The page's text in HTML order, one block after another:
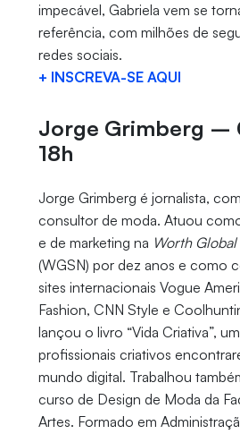
impecável, Gabriela vem se
referência, com milhões de
redes sociais.
+ INSCREVA-SE AQUI
Jorge Grimberg –
18h
Jorge Grimberg é jornalista,
consultor de moda. Atuou
e de marketing na Worth
(WGSN) por dez anos e como
sites internacionais Vogue
Fashion, CNN Style e
lançou o livro “Vida Criativa”,
profissionais criativos
mundo digital. Trabalhou
curso de Design de Moda da
Artes. Formado em